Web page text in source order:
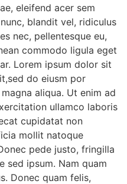
eleifend acer sem
blandit vel, ridiculus
nec, pellentesque eu,
commodo ligula eget
Lorem ipsum dolor sit
do eiusm por
aliqua. Ut enim ad
ullamco laboris
cupidatat non
mollit natoque
pede justo, fringilla
sed ipsum. Nam quam
Donec quam felis,